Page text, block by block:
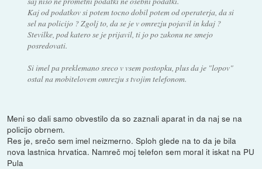
Kaj od podatkov si potem tocno dobil potem od operaterja, da si
sel na policijo ? Zgolj to, da se je v omrezju pojavil in kdaj ?
Stevilke, pod katero se je prijavil, ti jo po zakonu ne smejo
posredovati.
Si imel pa preklemano sreco v vsem postopku, plus da je "lopov"
ostal na mobitelovem omrezju s tvojim telefonom.
Meni so dali samo obvestilo da so zaznali aparat in da naj se na
policijo obrnem.
Res je, srečo sem imel neizmerno. Sploh glede na to da je bila
nova lastnica hrvatica. Namreč moj telefon sem moral it iskat na PU
Pula